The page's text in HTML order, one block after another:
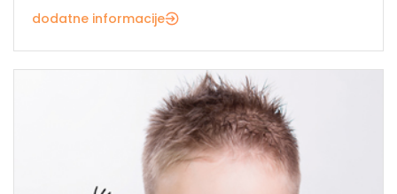
dodatne informacije